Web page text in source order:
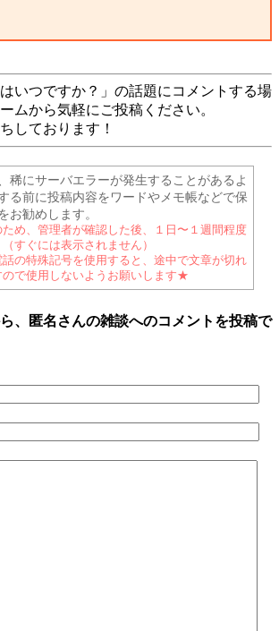
はいつですか？」の話題にコメントする場
ムから気軽にご投稿ください。
しております！
稀にサーバエラーが発生することがあるよ
る前に投稿内容をワードやメモ帳などで保
お勧めします。
め、管理者が確認した後、１日〜１週間程度
すぐには表示されません）
の特殊記号を使用すると、途中で文章が切れ
ので使用しないようお願いします★
、匿名さんの雑談へのコメントを投稿で